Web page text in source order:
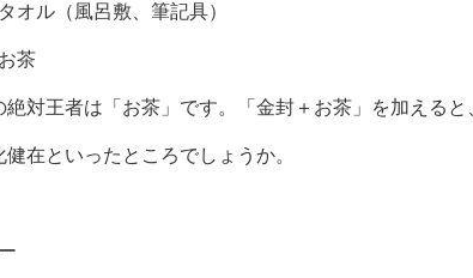
ル（風呂敷、筆記具）
茶
対王者は「お茶」です。「金封＋お茶」を加える
在といったところでしょうか。